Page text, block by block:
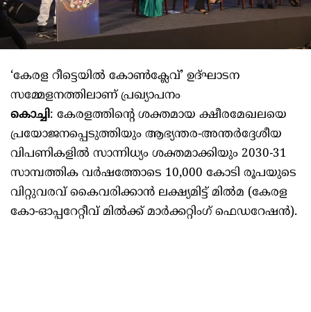
‘കേരള റീട്ടെയിൽ കോൺക്ലേവ്’ ഉദ്ഘാടന
സമ്മേളനത്തിലാണ് പ്രഖ്യാപനം
കൊച്ചി: കേരളത്തിന്റെ ശക്തമായ ക്ഷീരമേഖലയെ
പ്രയോജനപ്പെടുത്തിയും ആഭ്യന്തര-അന്തർദ്ദേശീയ
വിപണികളിൽ സാന്നിധ്യം ശക്തമാക്കിയും 2030-31
സാമ്പത്തിക വർഷത്തോടെ 10,000 കോടി രൂപയുടെ
വിറ്റുവരവ് കൈവരിക്കാൻ ലക്ഷ്യമിട്ട് മിൽമ (കേരള
കോ-ഓപ്പറേറ്റീവ് മിൽക്ക് മാർക്കറ്റിംഗ് ഫെഡറേഷൻ).